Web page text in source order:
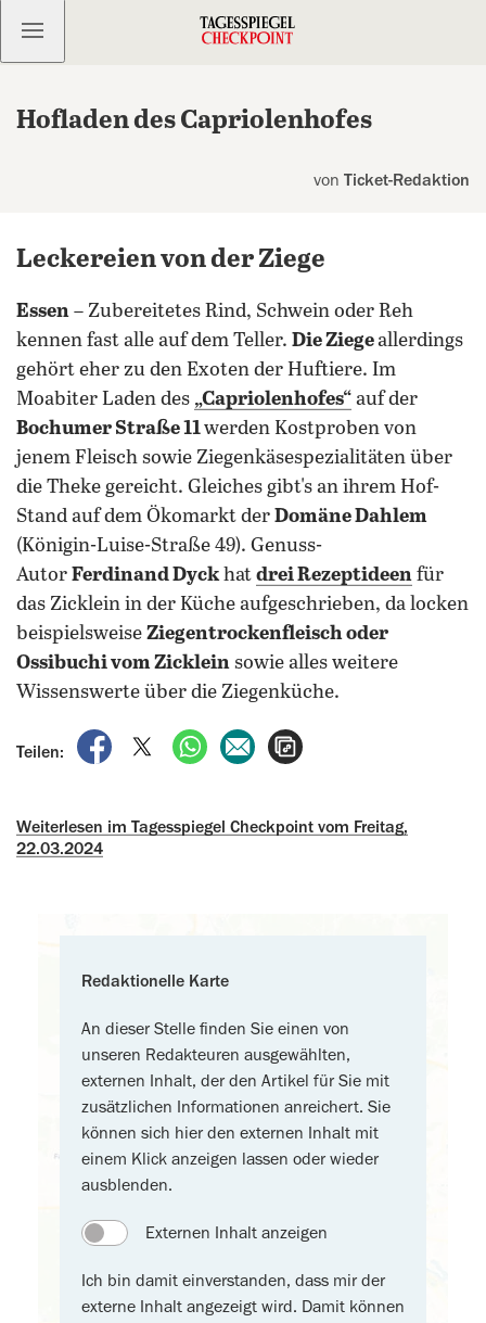
Kostenlos anmelden
Hofladen des Capriolenhofes
von Ticket-Redaktion
Leckereien von der Ziege
Essen – Zubereitetes Rind, Schwein oder Reh
kennen fast alle auf dem Teller. Die Ziegeallerdings
gehört eher zu den Exoten der Huftiere. Im
Moabiter Laden des „Capriolenhofes“ auf der
Bochumer Straße 11werden Kostproben von
jenem Fleisch sowie Ziegenkäsespezialitäten über
die Theke gereicht. Gleiches gibt's an ihrem Hof-
Stand auf dem Ökomarkt der Domäne Dahlem
(Königin-Luise-Straße 49). Genuss-
Autor Ferdinand Dyckhat drei Rezeptideen für
das Zicklein in der Küche aufgeschrieben, da locken
beispielsweise Ziegentrockenfleisch oder
Ossibuchi vom Zicklein sowie alles weitere
Wissenswerte über die Ziegenküche.
Teilen:
auf Facebook teilen
auf X teilenper WhatsApp teilen
per E-Mail teilen
Weiterlesen im Tagesspiegel Checkpoint vom Freitag,
22.03.2024
Redaktionelle Karte
An dieser Stelle finden Sie einen von
unseren Redakteuren ausgewählten,
externen Inhalt, der den Artikel für Sie mit
zusätzlichen Informationen anreichert. Sie
können sich hier den externen Inhalt mit
einem Klick anzeigen lassen oder wieder
ausblenden.
Externen Inhalt anzeigen
Ich bin damit einverstanden, dass mir der
externe Inhalt angezeigt wird. Damit können